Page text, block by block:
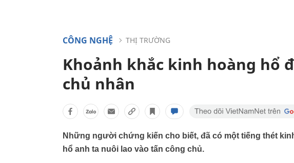
CÔNG NGHỆ THỊ TRƯỜNG
Khoảnh khắc kinh hoàng hổ
chủ nhân
Những người chứng kiến cho biết, đã có một tiếng thét
hổ anh ta nuôi lao vào tấn công chủ.